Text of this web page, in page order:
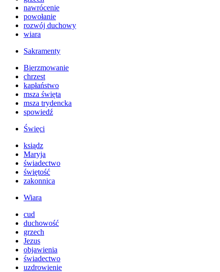
nawrócenie
powołanie
rozwój duchowy
wiara
Sakramenty
Bierzmowanie
chrzest
kapłaństwo
msza święta
msza trydencka
spowiedź
Święci
ksiądz
Maryja
świadectwo
świętość
zakonnica
Wiara
cud
duchowość
grzech
Jezus
objawienia
świadectwo
uzdrowienie